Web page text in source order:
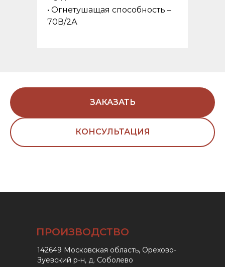
• Огнетушащая способность –
70В/2А
ЗАКАЗАТЬ
КОНСУЛЬТАЦИЯ
ПРОИЗВОДСТВО
142649 Московская область, Орехово-
Зуевский р-н, д. Соболево